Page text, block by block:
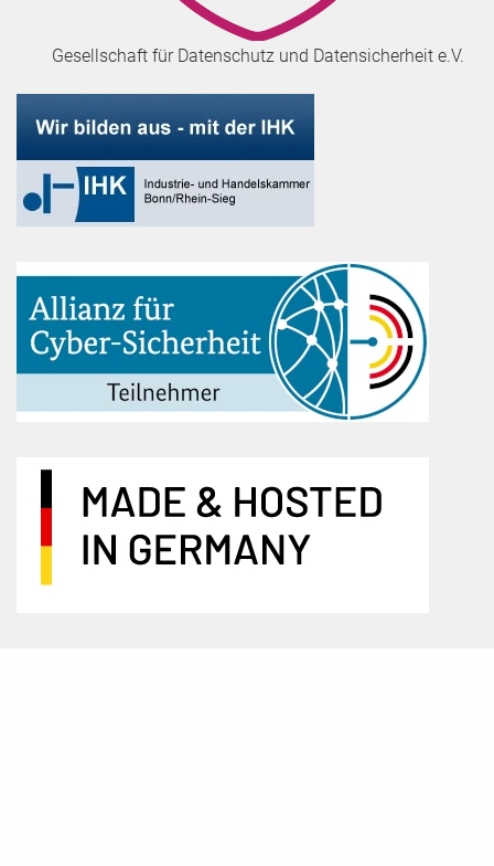
Gesellschaft für Datenschutz und Datensicherheit e.V.